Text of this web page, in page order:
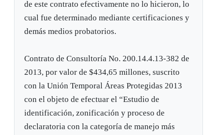
de este contrato efectivamente no lo hicieron, lo
cual fue determinado mediante certificaciones y
demás medios probatorios.
Contrato de Consultoría No. 200.14.4.13-382 de
2013, por valor de $434,65 millones, suscrito
con la Unión Temporal Áreas Protegidas 2013
con el objeto de efectuar el “Estudio de
identificación, zonificación y proceso de
declaratoria con la categoría de manejo más